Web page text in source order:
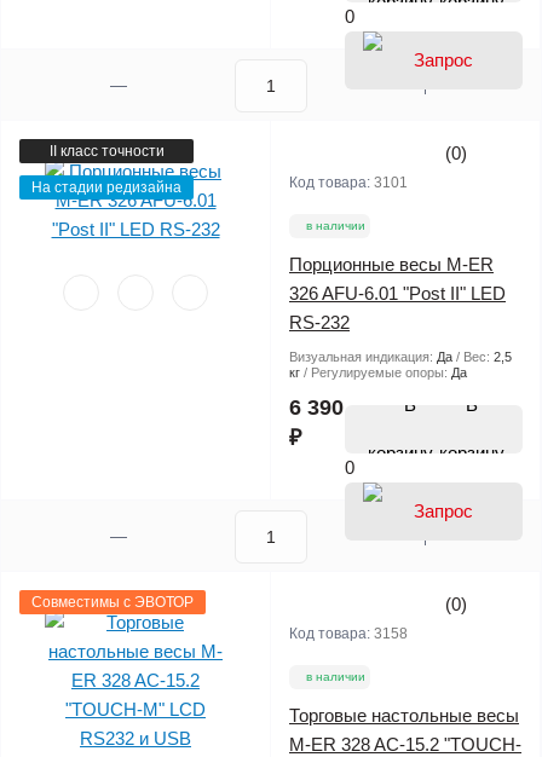
0
II класс точности
На стадии редизайна
(0)
Код товара: 3101
в наличии
Порционные весы M-ER
326 AFU-6.01 "Post II" LED
RS-232
Визуальная индикация: Да Вес: 2,5
кг
Регулируемые опоры: Да
6 390
₽
В
корзину
0
Совместимы с ЭВОТОР (0)
Код товара: 3158
в наличии
Торговые настольные весы
M-ER 328 AC-15.2 "TOUCH-